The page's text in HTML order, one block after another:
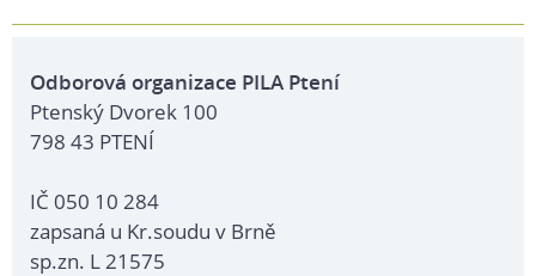
Odborová organizace PILA Ptení
Ptenský Dvorek 100
798 43 PTENÍ
IČ 050 10 284
zapsaná u Kr.soudu v Brně
sp.zn. L 21575